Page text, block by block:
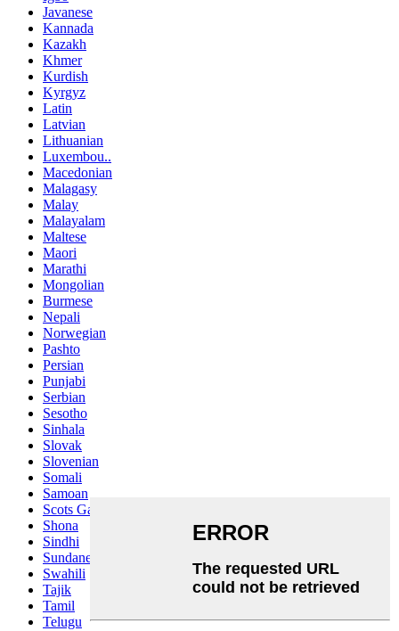
Javanese
Kannada
Kazakh
Khmer
Kurdish
Kyrgyz
Latin
Latvian
Lithuanian
Luxembou..
Macedonian
Malagasy
Malay
Malayalam
Maltese
Maori
Marathi
Mongolian
Burmese
Nepali
Norwegian
Pashto
Persian
Punjabi
Serbian
Sesotho
Sinhala
Slovak
Slovenian
Somali
Samoan
Scots Gaelic
Shona
Sindhi
Sundanese
Swahili
Tajik
Tamil
Telugu